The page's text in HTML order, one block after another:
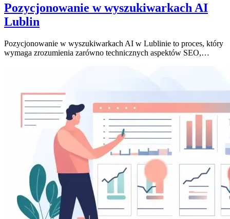
Pozycjonowanie w wyszukiwarkach AI
Lublin
Pozycjonowanie w wyszukiwarkach AI w Lublinie to proces, który
wymaga zrozumienia zarówno technicznych aspektów SEO,…